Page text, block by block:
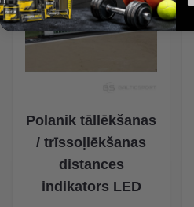
Polanik tāllēkšanas
/ trīssoļlēkšanas
distances
indikators LED